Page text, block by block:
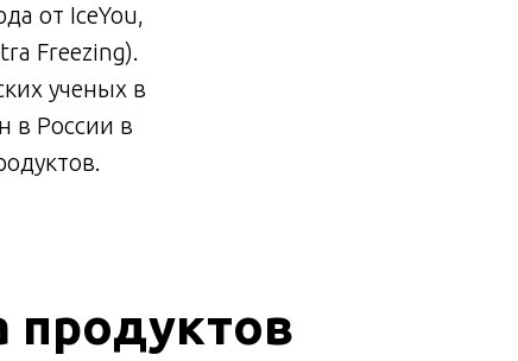
от IceYou,
Freezing).
ученых в
в России в
продуктов